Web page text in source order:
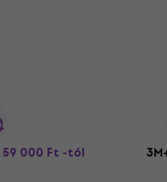
59 000 Ft -tól